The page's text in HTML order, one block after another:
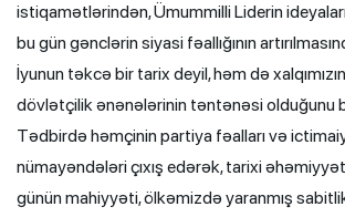
istiqamətlərindən, Ümummilli Liderin
bu gün gənclərin siyasi fəallığının
İyunun təkcə bir tarix deyil, həm də
dövlətçilik ənənələrinin təntənəsi olduğunu
Tədbirdə həmçinin partiya fəalları və
nümayəndələri çıxış edərək, tarixi
günün mahiyyəti, ölkəmizdə yaranmış